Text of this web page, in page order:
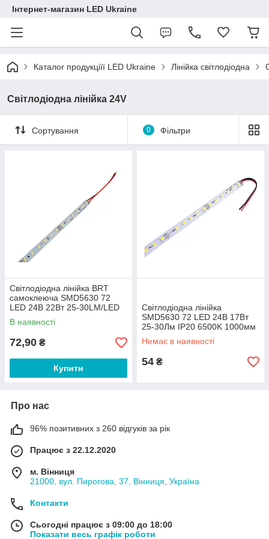
Інтернет-магазин LED Ukraine
Каталог продукціїї LED Ukraine Лінійка світлодіодна
Світлодіодна лінійка 24V
Сортування 0 Фільтри
Світлодіодна лінійка BRT
самоклеюча SMD5630 72
LED 24В 22Вт 25-30LM/LED
7000K IP20 1000мм
В наявності
72,90 ₴
Купити
Світлодіодна лінійка
SMD5630 72 LED 24В 17Вт
25-30Лм IP20 6500K 1000мм
Немає в наявності
54 ₴
Про нас
96% позитивних з 260 відгуків за рік
Працює з 22.12.2020
м. Вінниця
21000, вул. Пирогова, 37, Вінниця, Україна
Контакти
Сьогодні працює з 09:00 до 18:00
Показати весь графік роботи